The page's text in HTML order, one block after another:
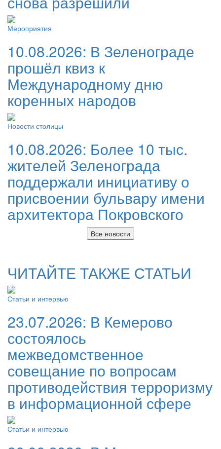
Мероприятия
10.08.2026: В Зеленограде
прошёл квиз к
Международному дню
коренных народов
Новости столицы
10.08.2026: Более 10 тыс.
жителей Зеленограда
поддержали инициативу о
присвоении бульвару имени
архитектора Покровского
Все новости
ЧИТАЙТЕ ТАКЖЕ СТАТЬИ
Статьи и интервью
23.07.2026: В Кемерово
состоялось
межведомственное
совещание по вопросам
противодействия терроризму
в информационной сфере
Статьи и интервью